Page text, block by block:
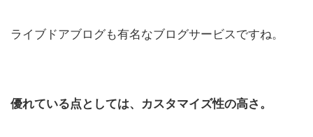
ライブドアブログも有名なブログサービスですね。
優れている点としては、カスタマイズ性の高さ。